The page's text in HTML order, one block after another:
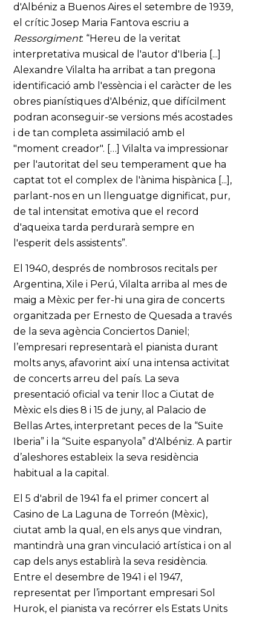
d'Albéniz a Buenos Aires el setembre de 1939,
el crític Josep Maria Fantova escriu a
Ressorgiment: “Hereu de la veritat
interpretativa musical de l'autor d'Iberia [...]
Alexandre Vilalta ha arribat a tan pregona
identificació amb l'essència i el caràcter de les
obres pianístiques d'Albéniz, que difícilment
podran aconseguir-se versions més acostades
i de tan completa assimilació amb el
"moment creador". […] Vilalta va impressionar
per l'autoritat del seu temperament que ha
captat tot el complex de l'ànima hispànica [...],
parlant-nos en un llenguatge dignificat, pur,
de tal intensitat emotiva que el record
d'aqueixa tarda perdurarà sempre en
l'esperit dels assistents”.
El 1940, després de nombrosos recitals per
Argentina, Xile i Perú, Vilalta arriba al mes de
maig a Mèxic per fer-hi una gira de concerts
organitzada per Ernesto de Quesada a través
de la seva agència Conciertos Daniel;
l’empresari representarà el pianista durant
molts anys, afavorint així una intensa activitat
de concerts arreu del país. La seva
presentació oficial va tenir lloc a Ciutat de
Mèxic els dies 8 i 15 de juny, al Palacio de
Bellas Artes, interpretant peces de la “Suite
Iberia” i la “Suite espanyola” d'Albéniz. A partir
d’aleshores estableix la seva residència
habitual a la capital.
El 5 d'abril de 1941 fa el primer concert al
Casino de La Laguna de Torreón (Mèxic),
ciutat amb la qual, en els anys que vindran,
mantindrà una gran vinculació artística i on al
cap dels anys establirà la seva residència.
Entre el desembre de 1941 i el 1947,
representat per l’important empresari Sol
Hurok, el pianista va recórrer els Estats Units